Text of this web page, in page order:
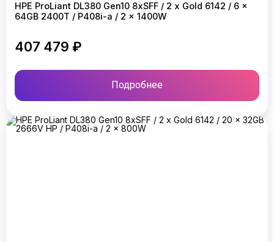
HPE ProLiant DL380 Gen10 8xSFF / 2 x Gold 6142 / 6 x
64GB 2400T / P408i-a / 2 x 1400W
407 479 ₽
Подробнее